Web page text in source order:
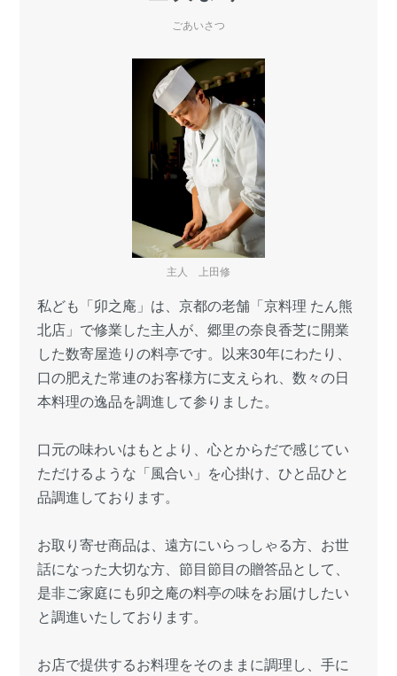
ごあいさつ
主人 上田修
私ども「卯之庵」は、京都の老舗「京料理 たん熊
北店」で修業した主人が、郷里の奈良香芝に開業
した数寄屋造りの料亭です。以来30年にわたり、
口の肥えた常連のお客様方に支えられ、数々の日
本料理の逸品を調進して参りました。
口元の味わいはもとより、心とからだで感じてい
ただけるような「風合い」を心掛け、ひと品ひと
品調進しております。
お取り寄せ商品は、遠方にいらっしゃる方、お世
話になった大切な方、節目節目の贈答品として、
是非ご家庭にも卯之庵の料亭の味をお届けしたい
と調進いたしております。
お店で提供するお料理をそのままに調理し、手に